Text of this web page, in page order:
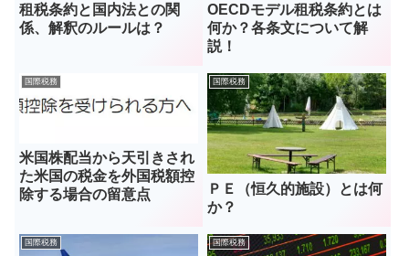
租税条約と国内法との関
係、解釈のルールは？
OECDモデル租税条約とは
何か？各条文について解
説！
国際税務
米国株配当から天引きされ
た米国の税金を外国税額控
除する場合の留意点
国際税務
ＰＥ（恒久的施設）とは何
か？
国際税務 国際税務